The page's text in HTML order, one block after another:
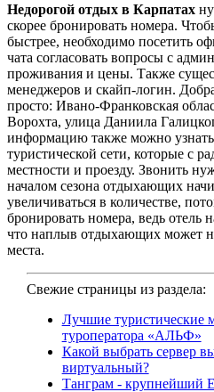
Недорогой отдых в Карпатах
скорее бронировать номера.
быстрее, необходимо посетить
чата согласовать вопросы с
проживания и цены. Также
менеджеров и скайп-логин.
просто: Ивано-Франковская
Ворохта, улица Даниила
информацию также можно узнать
туристической сети, которые с
местности и проезду. Звонить
началом сезона отдыхающих
увеличиваться в количестве,
бронировать номера, ведь отель
что наплыв отдыхающих может
места.
Свежие страницы из раздела:
Лучшие туристические
туроператора «АЛЬФ»
Какой выбрать сервер
виртуальный?
Танграм - крупнейший